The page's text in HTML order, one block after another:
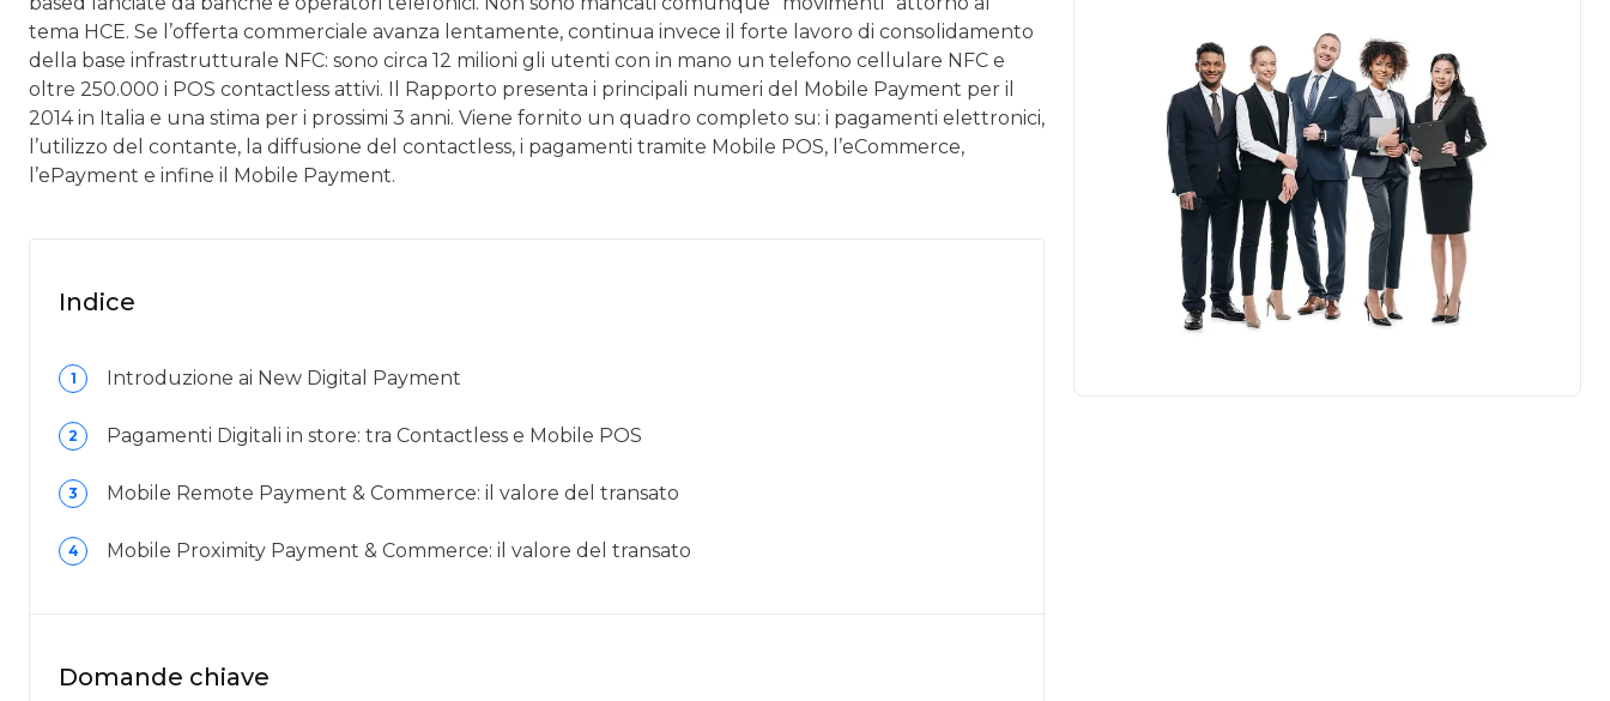
tema HCE. Se l’offerta commerciale avanza lentamente, continua invece il forte lavoro di consolidamento
della base infrastrutturale NFC: sono circa 12 milioni gli utenti con in mano un telefono cellulare NFC e
oltre 250.000 i POS contactless attivi. Il Rapporto presenta i principali numeri del Mobile Payment per il
2014 in Italia e una stima per i prossimi 3 anni. Viene fornito un quadro completo su: i pagamenti elettronici,
l’utilizzo del contante, la diffusione del contactless, i pagamenti tramite Mobile POS, l’eCommerce,
l’ePayment e infine il Mobile Payment.
Indice
1 Introduzione ai New Digital Payment
2 Pagamenti Digitali in store: tra Contactless e Mobile POS
3 Mobile Remote Payment & Commerce: il valore del transato
4 Mobile Proximity Payment & Commerce: il valore del transato
Domande chiave